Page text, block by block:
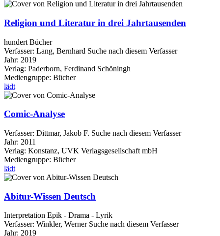
Religion und Literatur in drei Jahrtausenden
hundert Bücher
Verfasser: Lang, Bernhard Suche nach diesem Verfasser
Jahr: 2019
Verlag: Paderborn, Ferdinand Schöningh
Mediengruppe: Bücher
lädt
Comic-Analyse
Verfasser: Dittmar, Jakob F. Suche nach diesem Verfasser
Jahr: 2011
Verlag: Konstanz, UVK Verlagsgesellschaft mbH
Mediengruppe: Bücher
lädt
Abitur-Wissen Deutsch
Interpretation Epik - Drama - Lyrik
Verfasser: Winkler, Werner Suche nach diesem Verfasser
Jahr: 2019